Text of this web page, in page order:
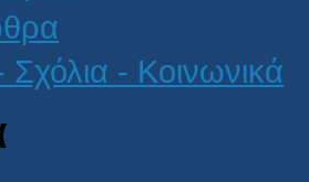
Σχόλια - Κοινωνικά